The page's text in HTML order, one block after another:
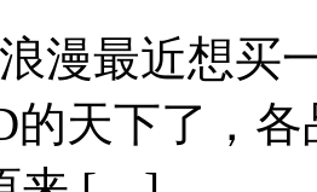
最近想买
的天下了，